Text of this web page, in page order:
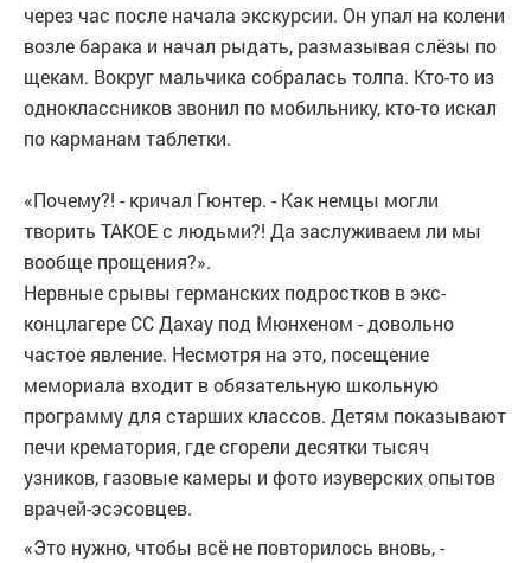
через час после начала экскурсии. Он упал на колени
возле барака и начал рыдать, размазывая слёзы по
щекам. Вокруг мальчика собралась толпа. Кто-то из
одноклассников звонил по мобильнику, кто-то искал
по карманам таблетки.
«Почему?! - кричал Гюнтер. - Как немцы могли
творить ТАКОЕ с людьми?! Да заслуживаем ли мы
вообще прощения?».
Нервные срывы герман­ских подростков в экс-
концлагере СС Дахау под Мюнхеном - довольно
частое явление. Несмотря на это, посещение
мемориала входит в обязательную школьную
программу для старших классов. Детям показывают
печи крематория, где сгорели десятки тысяч
узников, газовые камеры и фото изуверских опытов
врачей-эсэсовцев.
«Это нужно, чтобы всё не повторилось вновь, -